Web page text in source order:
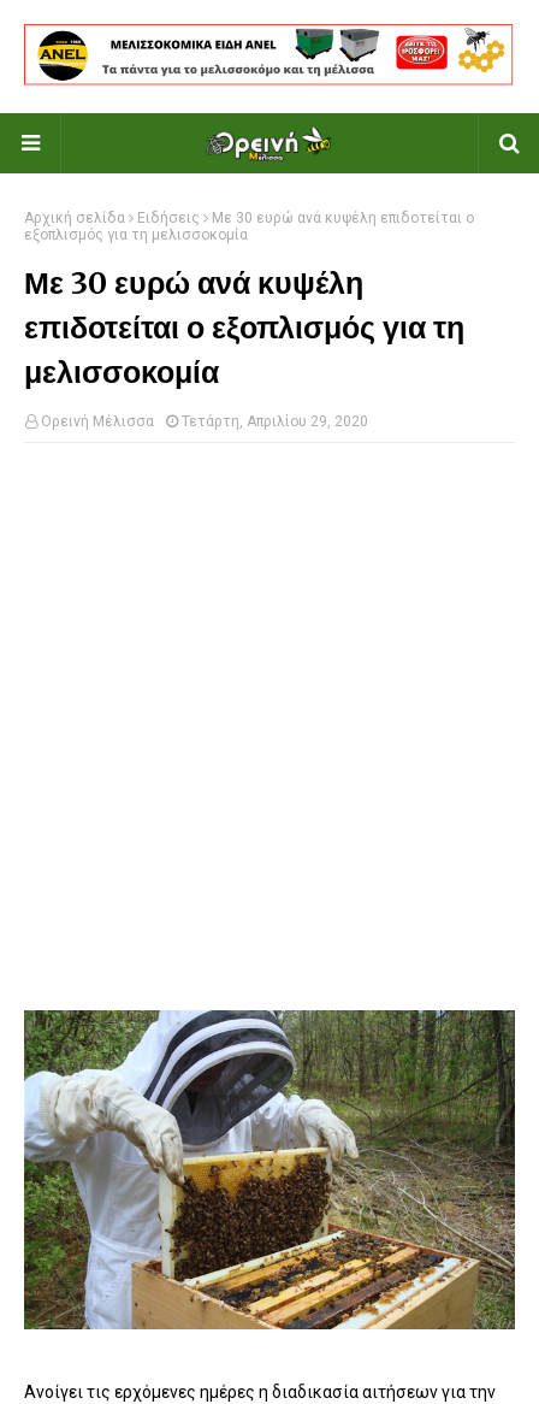
Αρχική σελίδα Ειδήσεις
Με 30 ευρώ ανά κυψέλη επιδοτείται ο
εξοπλισμός για τη μελισσοκομία
Με 30 ευρώ ανά κυψέλη
επιδοτείται ο εξοπλισμός για τη
μελισσοκομία
Ορεινή Μέλισσα Τετάρτη, Απριλίου 29, 2020
Ανοίγει τις ερχόμενες ημέρες η διαδικασία αιτήσεων για την